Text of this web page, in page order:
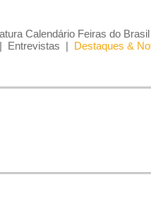
Calendário Feiras do Brasil
| Entrevistas | Destaques &